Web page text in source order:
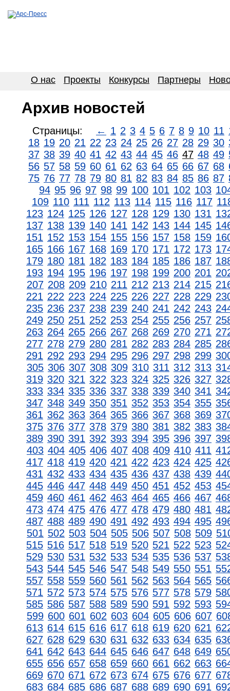
О нас Проекты Конкурсы Партнеры
Архив новостей
Страницы: ← 1 2 3 4 5 6 7 8 9 10 11
18 19 20 21 22 23 24 25 26 27 28 29 30
37 38 39 40 41 42 43 44 45 46 47 48 49
56 57 58 59 60 61 62 63 64 65 66 67 68
75 76 77 78 79 80 81 82 83 84 85 86 87
94 95 96 97 98 99 100 101 102 103
109 110 111 112 113 114 115 116 117
123 124 125 126 127 128 129 130 131
137 138 139 140 141 142 143 144 145
151 152 153 154 155 156 157 158 159
165 166 167 168 169 170 171 172 173
179 180 181 182 183 184 185 186 187
193 194 195 196 197 198 199 200 201
207 208 209 210 211 212 213 214 215
221 222 223 224 225 226 227 228 229
235 236 237 238 239 240 241 242 243
249 250 251 252 253 254 255 256 257
263 264 265 266 267 268 269 270 271
277 278 279 280 281 282 283 284 285
291 292 293 294 295 296 297 298 299
305 306 307 308 309 310 311 312 313
319 320 321 322 323 324 325 326 327
333 334 335 336 337 338 339 340 341
347 348 349 350 351 352 353 354 355
361 362 363 364 365 366 367 368 369
375 376 377 378 379 380 381 382 383
389 390 391 392 393 394 395 396 397
403 404 405 406 407 408 409 410 411
417 418 419 420 421 422 423 424 425
431 432 433 434 435 436 437 438 439
445 446 447 448 449 450 451 452 453
459 460 461 462 463 464 465 466 467
473 474 475 476 477 478 479 480 481
487 488 489 490 491 492 493 494 495
501 502 503 504 505 506 507 508 509
515 516 517 518 519 520 521 522 523
529 530 531 532 533 534 535 536 537
543 544 545 546 547 548 549 550 551
557 558 559 560 561 562 563 564 565
571 572 573 574 575 576 577 578 579
585 586 587 588 589 590 591 592 593
599 600 601 602 603 604 605 606 607
613 614 615 616 617 618 619 620 621
627 628 629 630 631 632 633 634 635
641 642 643 644 645 646 647 648 649
655 656 657 658 659 660 661 662 663
669 670 671 672 673 674 675 676 677
683 684 685 686 687 688 689 690 691